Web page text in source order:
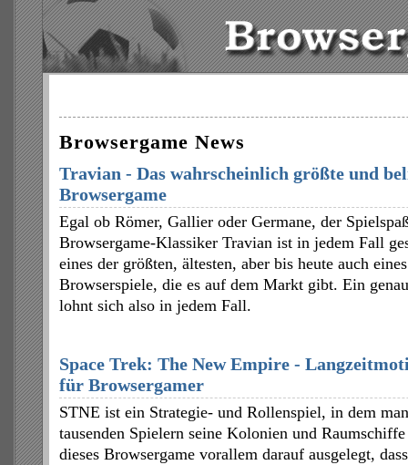
Browsergame News
Travian - Das wahrscheinlich größte und
Browsergame
Egal ob Römer, Gallier oder Germane, der
Browsergame-Klassiker Travian ist in jedem Fall
eines der größten, ältesten, aber bis heute auch
Browserspiele, die es auf dem Markt gibt. Ein
lohnt sich also in jedem Fall.
Space Trek: The New Empire -
für Browsergamer
STNE ist ein Strategie- und Rollenspiel, in dem
tausenden Spielern seine Kolonien und
dieses Browsergame vorallem darauf ausgelegt,